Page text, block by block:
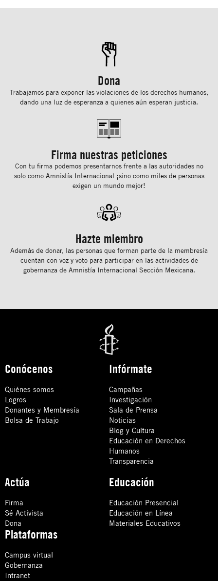
Dona
Trabajamos para exponer las violaciones de los derechos humanos,
dando una luz de esperanza a quienes aún esperan justicia.
Firma nuestras peticiones
Con tu ﬁrma podemos presentarnos frente a las autoridades no
solo como Amnistía Internacional ¡sino como miles de personas
exigen un mundo mejor!
Hazte miembro
Además de donar, las personas que forman parte de la membresía
cuentan con voz y voto para participar en las actividades de
gobernanza de Amnistía Internacional Sección Mexicana.
Conócenos
Quiénes somos
Logros
Donantes y Membresía
Bolsa de Trabajo
Infórmate
Campañas
Investigación
Sala de Prensa
Noticias
Blog y Cultura
Educación en Derechos
Humanos
Transparencia
Actúa
Firma
Sé Activista
Dona
Educación
Educación Presencial
Educación en Línea
Materiales Educativos
Plataformas
Campus virtual
Gobernanza
Intranet